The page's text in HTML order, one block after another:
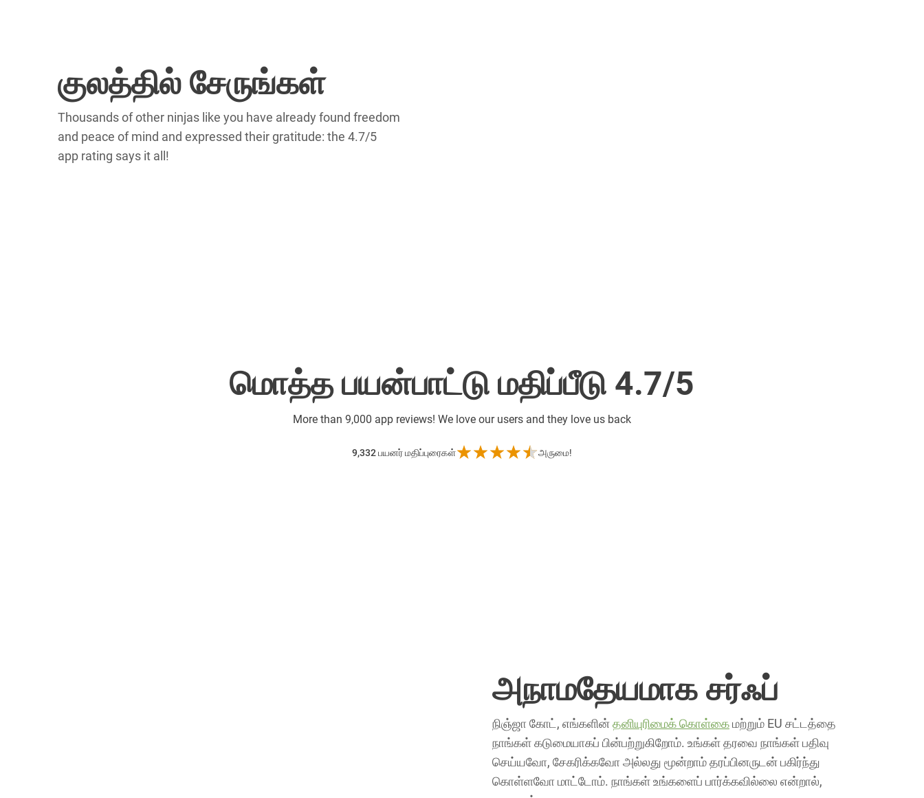
குலத்தில் சேருங்கள்
Thousands of other ninjas like you have already found freedom
and peace of mind and expressed their gratitude: the 4.7/5
app rating says it all!
மொத்த பயன்பாட்டு மதிப்பீடு 4.7/5
More than 9,000 app reviews! We love our users and they love us back
9,332பயனர் மதிப்புரைகள் அருமை!
அநாமதேயமாக சர்ஃப்
நிஞ்ஜா கோட், எங்களின்தனியுரிமைக் கொள்கைமற்றும் EU சட்டத்தை
நாங்கள் கடுமையாகப் பின்பற்றுகிறோம். உங்கள் தரவை நாங்கள் பதிவு
செய்யவோ, சேகரிக்கவோ அல்லது மூன்றாம் தரப்பினருடன் பகிர்ந்து
கொள்ளவோ மாட்டோம். நாங்கள் உங்களைப் பார்க்கவில்லை என்றால்,